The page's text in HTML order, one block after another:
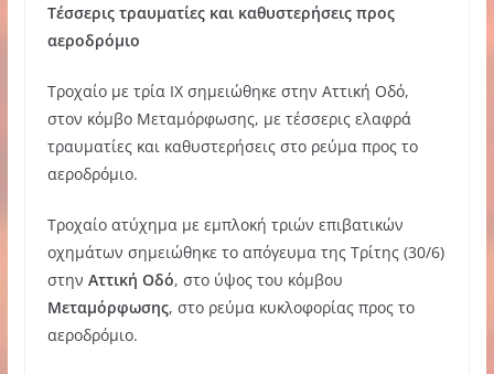
Τέσσερις τραυματίες και καθυστερήσεις προς
αεροδρόμιο
Τροχαίο με τρία ΙΧ σημειώθηκε στην Αττική Οδό,
στον κόμβο Μεταμόρφωσης, με τέσσερις ελαφρά
τραυματίες και καθυστερήσεις στο ρεύμα προς το
αεροδρόμιο.
Τροχαίο ατύχημα με εμπλοκή τριών επιβατικών
οχημάτων σημειώθηκε το απόγευμα της Τρίτης (30/6)
στην Αττική Οδό, στο ύψος του κόμβου
Μεταμόρφωσης, στο ρεύμα κυκλοφορίας προς το
αεροδρόμιο.